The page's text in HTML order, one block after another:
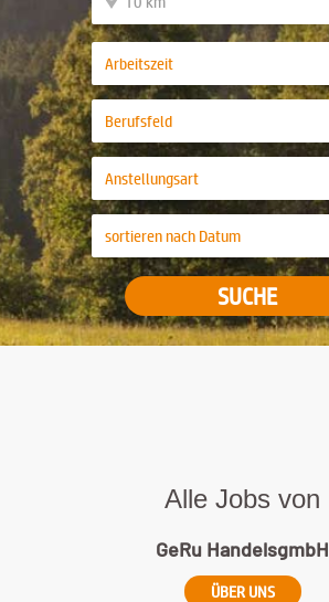
SUCHE
Alle Jobs von
GeRu HandelsgmbH
ÜBER UNS